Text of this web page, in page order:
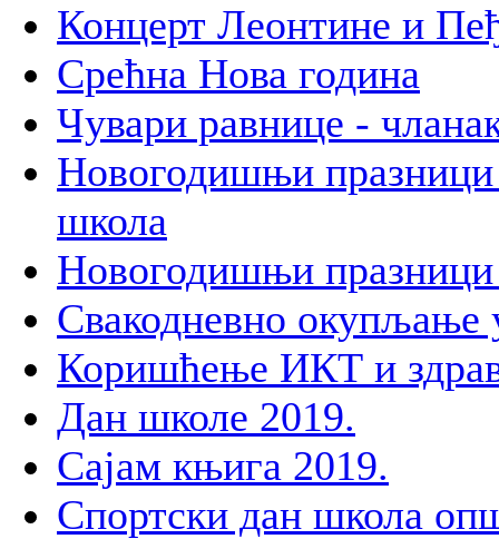
Концерт Леонтине и
Срећна Нова година
Чувари равнице -
Новогодишњи
школа
Новогодишњи
Свакодневно окупљање
Коришћење ИКТ и
Дан школе 2019.
Сајам књига 2019.
Спортски дан школа